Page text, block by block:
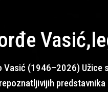
(1946–2026) Užice